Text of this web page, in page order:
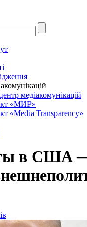
медіакомунікацій
«МИР»
«Media Transparency»
в США —